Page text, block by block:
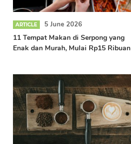
ARTICLE 5 June 2026
11 Tempat Makan di Serpong yang
Enak dan Murah, Mulai Rp15 Ribuan